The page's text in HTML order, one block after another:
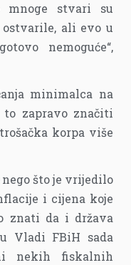
mnoge stvari su
ostvarile, ali evo u
nemoguće“,
minimalca na
to zapravo značiti
korpa više
što je vrijedilo
i cijena koje
znati da i država
Vladi FBiH sada
nekih fiskalnih